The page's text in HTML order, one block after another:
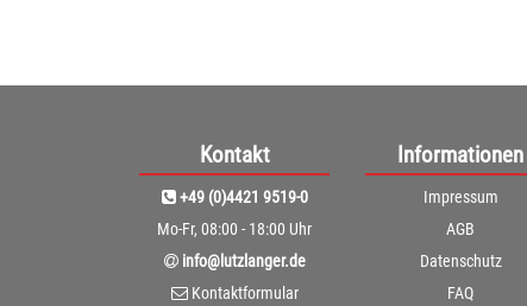
Kontakt
+49 (0)4421 9519-0
Mo-Fr, 08:00 - 18:00 Uhr
info@lutzlanger.de
Kontaktformular
Informationen
Impressum
AGB
Datenschutz
FAQ